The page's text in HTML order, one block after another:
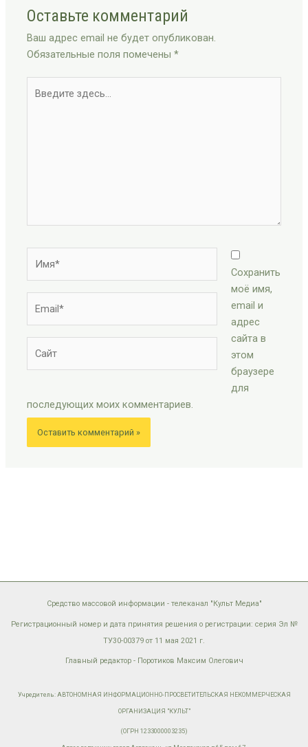
Оставьте комментарий
Ваш адрес email не будет опубликован.
Обязательные поля помечены*
здесь...
Сохранить
моё имя,
email и
адрес
сайта в
этом
браузере
для
последующих моих комментариев.
Средство массовой информации - телеканал "Культ Медиа"
Регистрационный номер и дата принятия решения о регистрации: серия Эл №
ТУ30-00379 от 11 мая 2021 г.
Главный редактор - Поротиков Максим Олегович
Учредитель: АВТОНОМНАЯ ИНФОРМАЦИОННО-ПРОСВЕТИТЕЛЬСКАЯ НЕКОММЕРЧЕСКАЯ
ОРГАНИЗАЦИЯ "КУЛЬТ"
(ОГРН 1233000003235)